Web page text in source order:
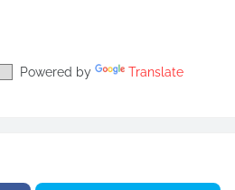
Powered by Translate